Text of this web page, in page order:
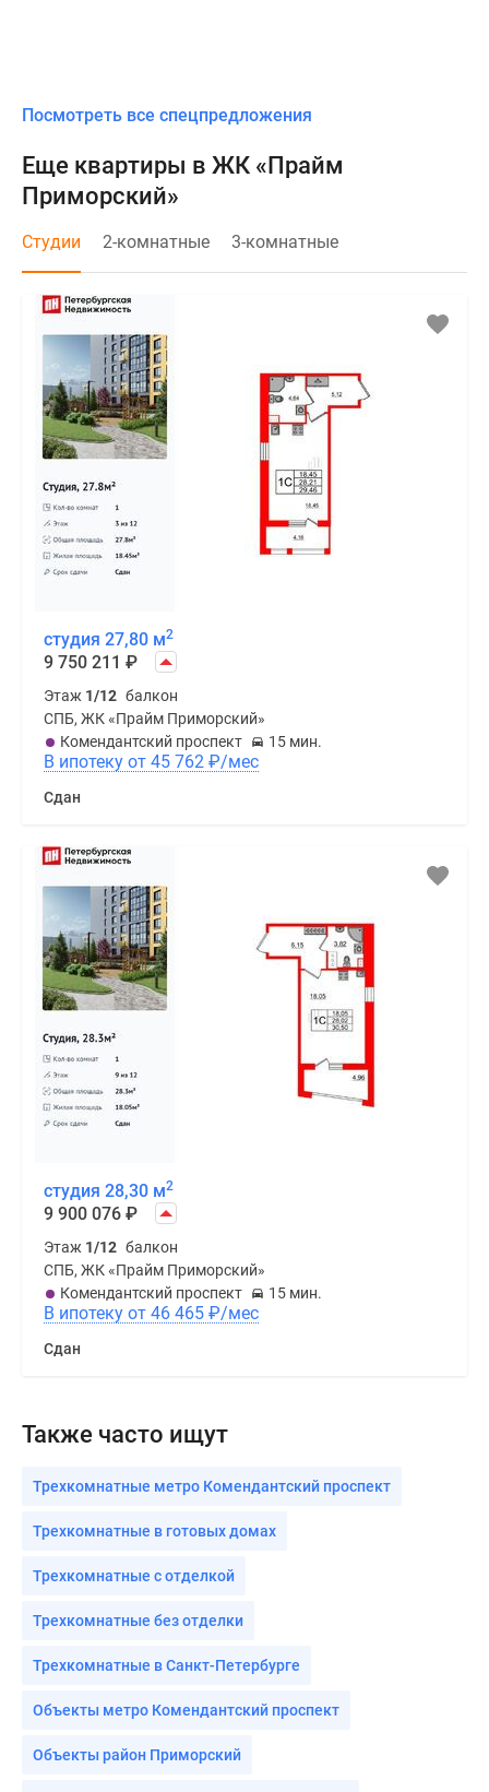
Посмотреть все спецпредложения
Еще квартиры в ЖК «Прайм
Приморский»
Студии 2-комнатные 3-комнатные
студия 27,80 м2
9 750 211 ₽
Этаж 1/12 балкон
СПБ, ЖК «Прайм Приморский»
Комендантский проспект
15 мин.
В ипотеку от 45 762 ₽/мес
Сдан
студия 28,30 м2
9 900 076 ₽
Этаж 1/12 балкон
СПБ, ЖК «Прайм Приморский»
Комендантский проспект
15 мин.
В ипотеку от 46 465 ₽/мес
Сдан
Также часто ищут
Трехкомнатные метро Комендантский проспект
Трехкомнатные в готовых домах
Трехкомнатные с отделкой
Трехкомнатные без отделки
Трехкомнатные в Санкт-Петербурге
Объекты метро Комендантский проспект
Объекты район Приморский